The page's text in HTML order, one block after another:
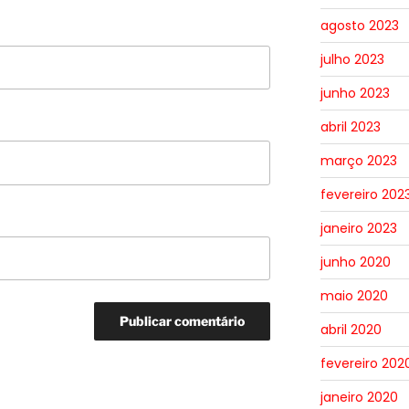
agosto 2023
julho 2023
junho 2023
abril 2023
março 2023
fevereiro
janeiro 2023
junho 2020
maio 2020
abril 2020
fevereiro
janeiro 2020